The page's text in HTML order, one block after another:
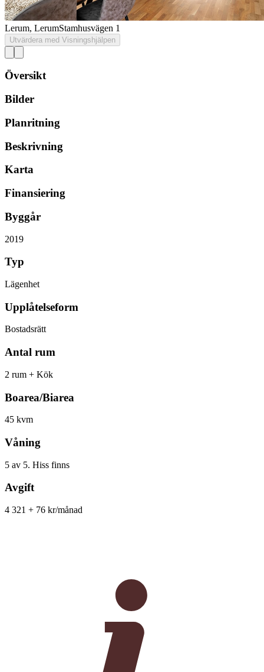
Lerum, LerumStamhusvägen 1
Utvärdera med Visningshjälpen
Översikt
Bilder
Planritning
Beskrivning
Karta
Finansiering
Byggår
2019
Typ
Lägenhet
Upplåtelseform
Bostadsrätt
Antal rum
2 rum + Kök
Boarea/Biarea
45 kvm
Våning
5 av 5. Hiss finns
Avgift
4 321 + 76 kr/månad